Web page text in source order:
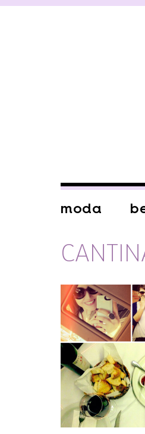
moda